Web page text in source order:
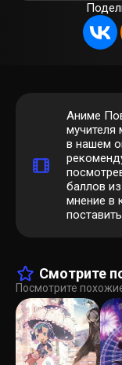
Аниме
мучителя
в нашем
баллов
мнение в
Смотрите
Посмотрите